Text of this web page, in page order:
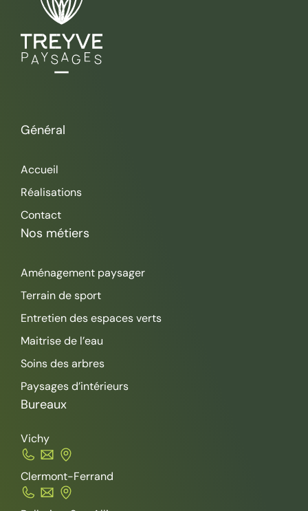
Général
Accueil
Réalisations
Contact
Nos métiers
Aménagement paysager
Terrain de sport
Entretien des espaces verts
Maitrise de l’eau
Soins des arbres
Paysages d’intérieurs
Bureaux
Vichy
Clermont-Ferrand